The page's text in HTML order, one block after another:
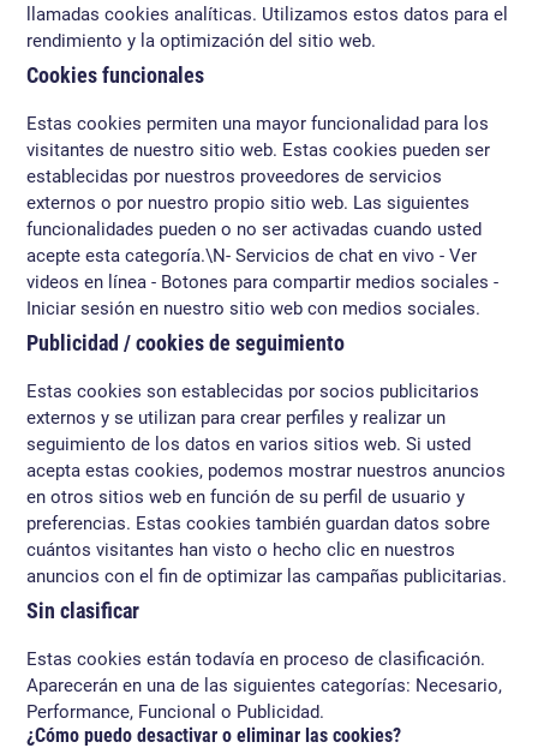
llamadas cookies analíticas. Utilizamos estos datos para el
rendimiento y la optimización del sitio web.
Cookies funcionales
Estas cookies permiten una mayor funcionalidad para los
visitantes de nuestro sitio web. Estas cookies pueden ser
establecidas por nuestros proveedores de servicios
externos o por nuestro propio sitio web. Las siguientes
funcionalidades pueden o no ser activadas cuando usted
acepte esta categoría.\N- Servicios de chat en vivo - Ver
videos en línea - Botones para compartir medios sociales -
Iniciar sesión en nuestro sitio web con medios sociales.
Publicidad / cookies de seguimiento
Estas cookies son establecidas por socios publicitarios
externos y se utilizan para crear perfiles y realizar un
seguimiento de los datos en varios sitios web. Si usted
acepta estas cookies, podemos mostrar nuestros anuncios
en otros sitios web en función de su perfil de usuario y
preferencias. Estas cookies también guardan datos sobre
cuántos visitantes han visto o hecho clic en nuestros
anuncios con el fin de optimizar las campañas publicitarias.
Sin clasificar
Estas cookies están todavía en proceso de clasificación.
Aparecerán en una de las siguientes categorías: Necesario,
Performance, Funcional o Publicidad.
¿Cómo puedo desactivar o eliminar las cookies?